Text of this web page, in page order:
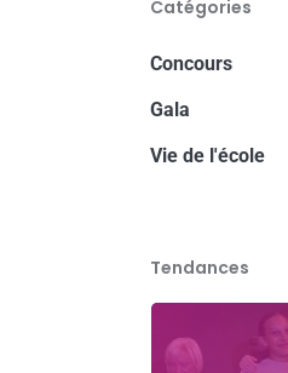
Catégories
Concours
Gala
Vie de l'école
Tendances